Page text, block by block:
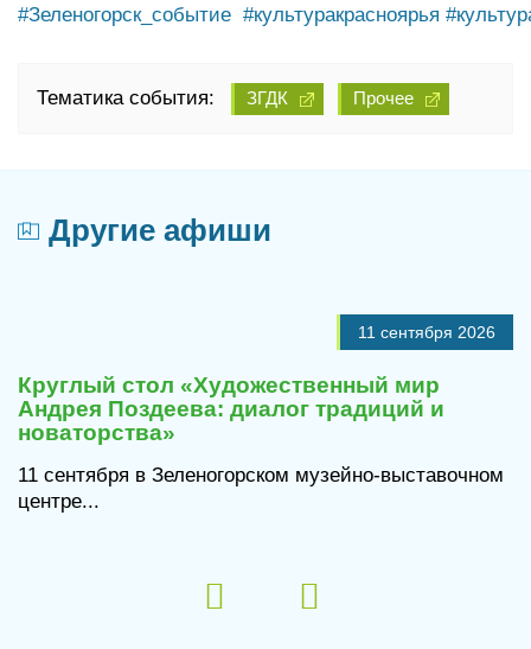
#Зеленогорск_событие #культуракрасноярья
Тематика события: ЗГДК Прочее
Другие афиши
11 сентября 2026
Круглый стол «Художественный мир
Андрея Поздеева: диалог традиций и
новаторства»
11 сентября в Зеленогорском музейно-выставочном
центре...